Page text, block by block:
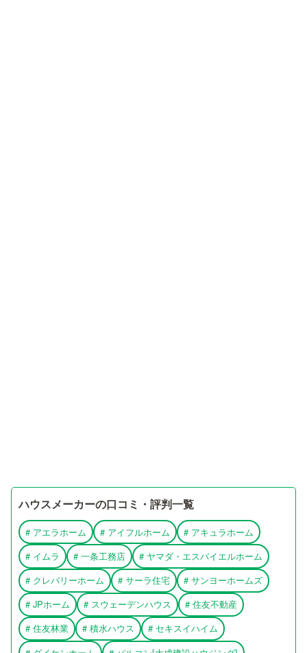
ハウスメーカーの口コミ・評判一覧
# アエラホーム # アイフルホーム # アキュラホーム
# イムラ # 一条工務店 # ヤマダ・エスバイエルホーム
# クレバリーホーム # サーラ住宅 # サンヨーホームズ
# JPホーム # スウェーデンハウス # 住友不動産
# 住友林業 # 積水ハウス # セキスイハイム